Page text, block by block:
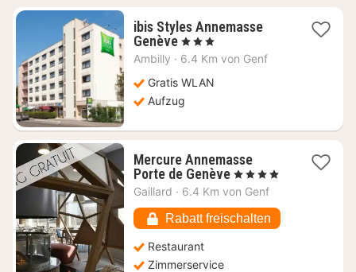
ibis Styles Annemasse
Genève1
Nacht
107,91
€
, 3 Sterne
Ambilly · 6.4 Km von Genf
Gratis WLAN
Aufzug
Mercure Annemasse
Porte de Genève1
Nacht
84,28
€
, 4 Sterne
Gaillard · 6.4 Km von Genf
Rabatt freischalten
Restaurant
Zimmerservice